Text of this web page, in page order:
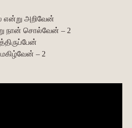
என்று அறிவேன்
நான் சொல்வேன் – 2
– 2